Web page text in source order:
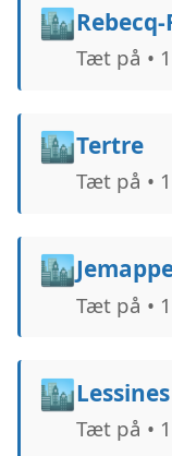
🏙️
Tæt på •
🏙️Tertre
Tæt på •
🏙️
Tæt på •
🏙️Lessines
Tæt på •